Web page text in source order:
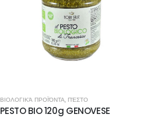
ΒΙΟΛΟΓΙΚΆ ΠΡΟΪΌΝΤΑ, ΠΈΣΤΟ
PESTO BIO 120g GENOVESE